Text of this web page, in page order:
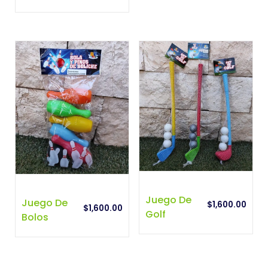
Juego De
Bolos
$1,600.00
Juego De
Golf
$1,600.00